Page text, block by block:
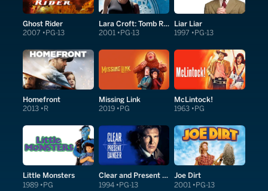
Ghost Rider
2007 PG-13
Lara Croft: Tomb Raider
2001 PG-13
Liar Liar
1997 PG-13
Homefront
2013 R
Missing Link
2019 PG
McLintock!
1963 PG
Little Monsters
1989 PG
Clear and Present Danger
1994 PG-13
Joe Dirt
2001 PG-13